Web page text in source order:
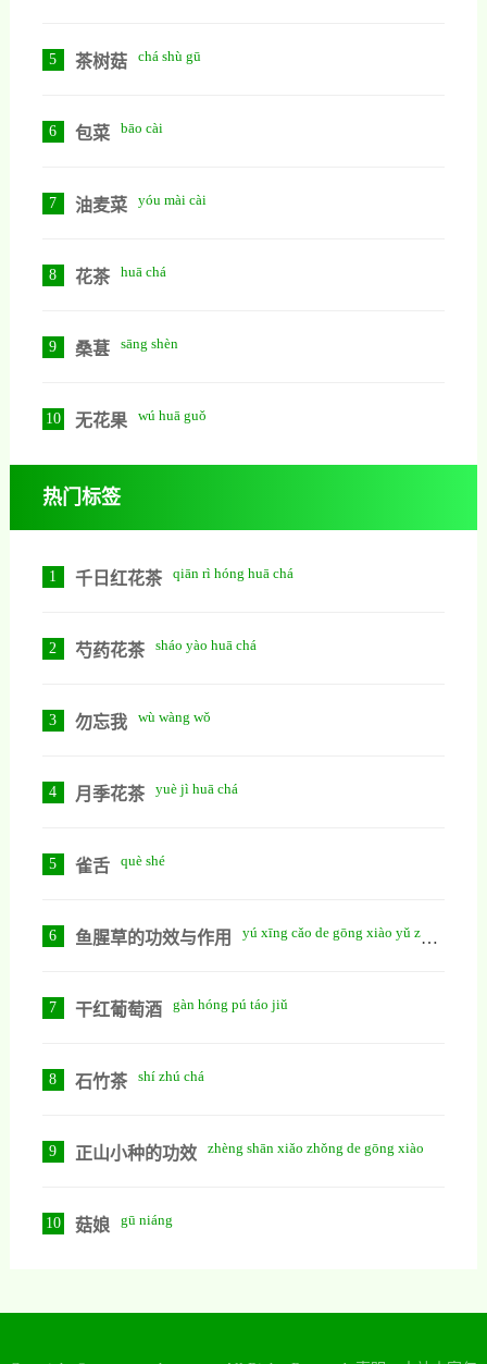
5 茶树菇 chá shù gū
6 包菜 bāo cài
7 油麦菜 yóu mài cài
8 花茶 huā chá
9 桑葚 sāng shèn
10 无花果 wú huā guǒ
热门标签
1 千日红花茶 qiān rì hóng huā chá
2 芍药花茶 sháo yào huā chá
3 勿忘我 wù wàng wǒ
4 月季花茶 yuè jì huā chá
5 雀舌 què shé
6 鱼腥草的功效与作用 yú xīng cǎo de gōng xiào yǔ zuò
yòng
7 干红葡萄酒 gàn hóng pú táo jiǔ
8 石竹茶 shí zhú chá
9 正山小种的功效 zhèng shān xiǎo zhǒng de gōng xiào
10 菇娘 gū niáng